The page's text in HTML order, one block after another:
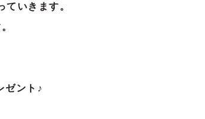
ていきます。
ゼント♪